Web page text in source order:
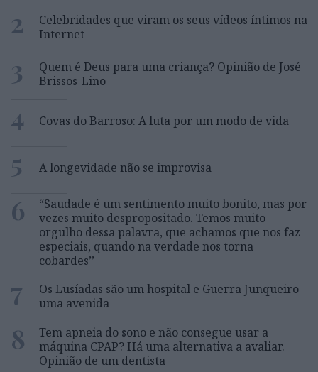
2
Celebridades que viram os seus vídeos íntimos na
Internet
3
Quem é Deus para uma criança? Opinião de José
Brissos-Lino
4 Covas do Barroso: A luta por um modo de vida
5 A longevidade não se improvisa
6
“Saudade é um sentimento muito bonito, mas por
vezes muito despropositado. Temos muito
orgulho dessa palavra, que achamos que nos faz
especiais, quando na verdade nos torna
cobardes’’
7
Os Lusíadas são um hospital e Guerra Junqueiro
uma avenida
8
Tem apneia do sono e não consegue usar a
máquina CPAP? Há uma alternativa a avaliar.
Opinião de um dentista